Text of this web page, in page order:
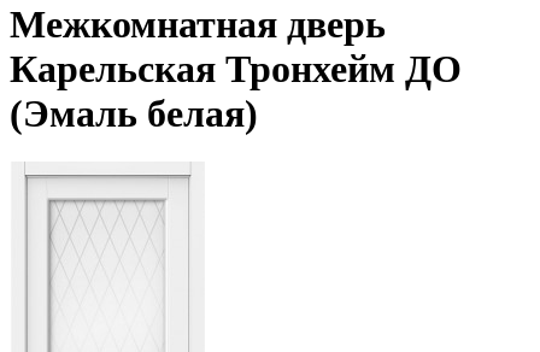
Межкомнатная дверь
Карельская Тронхейм ДО
(Эмаль белая)